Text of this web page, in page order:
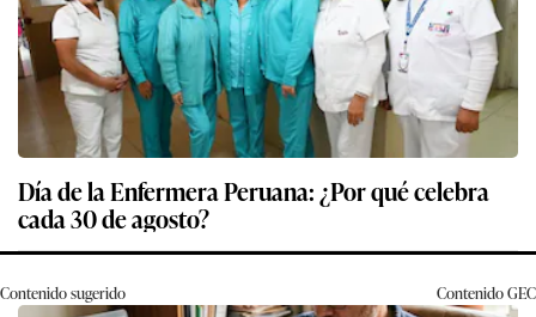
Día de la Enfermera Peruana: ¿Por qué celebra
cada 30 de agosto?
Contenido sugerido ContenidoGEC